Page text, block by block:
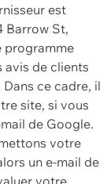
est
Barrow St,
programme
avis de clients
ce cadre, il
site, si vous
de Google.
votre
un e-mail de